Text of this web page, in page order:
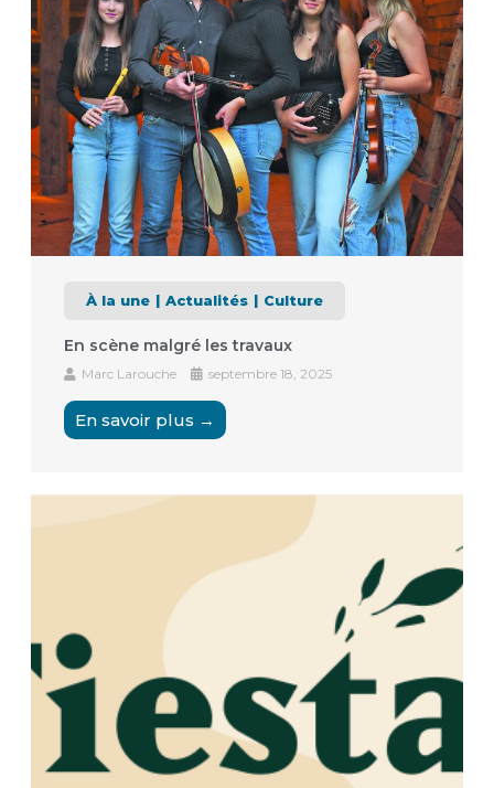
À la une Actualités Culture
En scène malgré les travaux
Marc Larouche septembre 18, 2025
En savoir plus →